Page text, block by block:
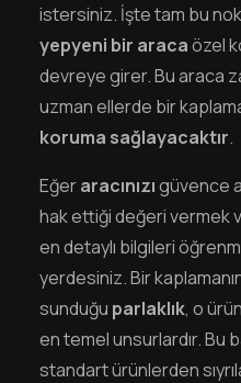
istersiniz. İşte tam bu
yepyeni bir aracaözel
devreye girer. Bu araca
uzman ellerde bir
koruma sağlayacaktır.
Eğeraracınızıgüvence
hak ettiği değeri vermek
en detaylı bilgileri
yerdesiniz. Bir
sunduğu parlaklık, o
en temel unsurlardır. Bu
standart ürünlerden